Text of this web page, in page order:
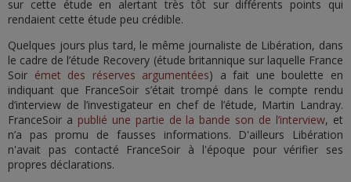
sur cette étude en alertant très tôt sur différents points qui
rendaient cette étude peu crédible.
Quelques jours plus tard, le même journaliste de Libération, dans
le cadre de l’étude Recovery (étude britannique sur laquelle France
Soir émet des réserves argumentées) a fait une boulette en
indiquant que FranceSoir s’était trompé dans le compte rendu
d’interview de l’investigateur en chef de l’étude, Martin Landray.
FranceSoir a publié une partie de la bande son de l’interview, et
n’a pas promu de fausses informations. D'ailleurs Libération
n'avait pas contacté FranceSoir à l'époque pour vérifier ses
propres déclarations.